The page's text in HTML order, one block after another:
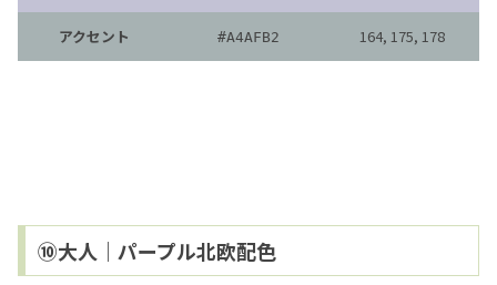
アクセント #A4AFB2 164, 175, 178
⑩大人｜パープル北欧配色